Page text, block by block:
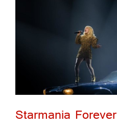
Starmania Forever